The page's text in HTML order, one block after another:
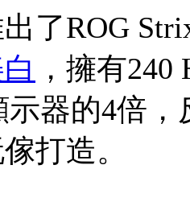
了ROG
，擁有
示器的4倍
打造。